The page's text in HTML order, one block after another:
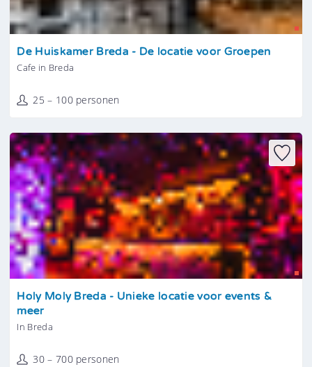
Tonen
De Huiskamer Breda - De locatie voor Groepen
Cafe in Breda
25 – 100 personen
Tonen
Holy Moly Breda - Unieke locatie voor events &
meer
In Breda
30 – 700 personen